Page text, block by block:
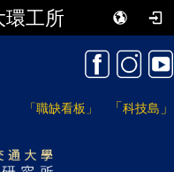
環工所
「職缺看板」 「科技島 」